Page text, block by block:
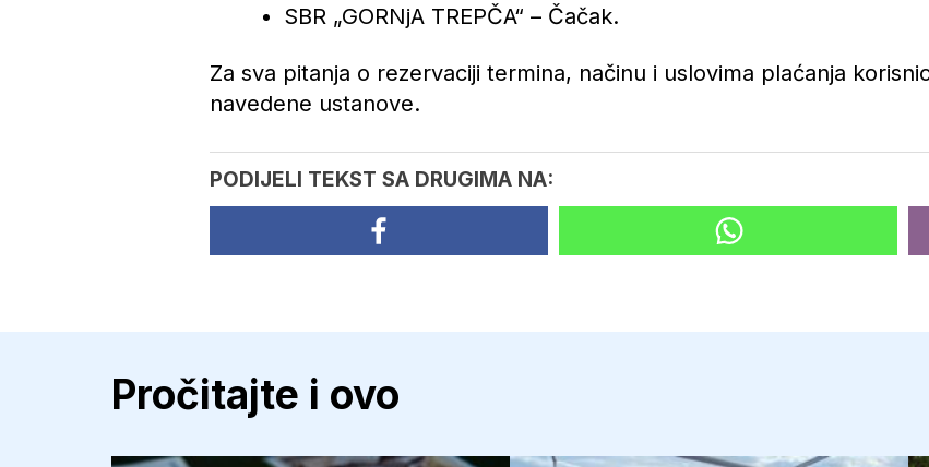
SBR „GORNjA TREPČA“ – Čačak.
Za sva pitanja o rezervaciji termina, načinu i uslovima plaćanja
navedene ustanove.
PODIJELI TEKST SA DRUGIMA NA:
Pročitajte i ovo